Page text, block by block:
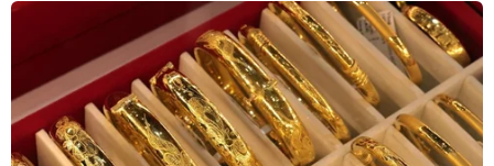
TIN CÙNG CHUYÊN MỤC
Xe tải va chạm xe máy tại Đắk Lắk
làm hai người thương vong
08/08/2026 14:58